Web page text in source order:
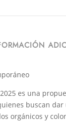
es una
buscan
orgánicos y